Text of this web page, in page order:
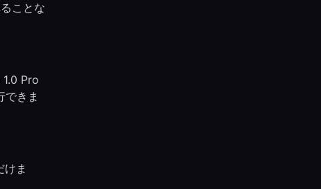
ことな
Pro
きま
ま